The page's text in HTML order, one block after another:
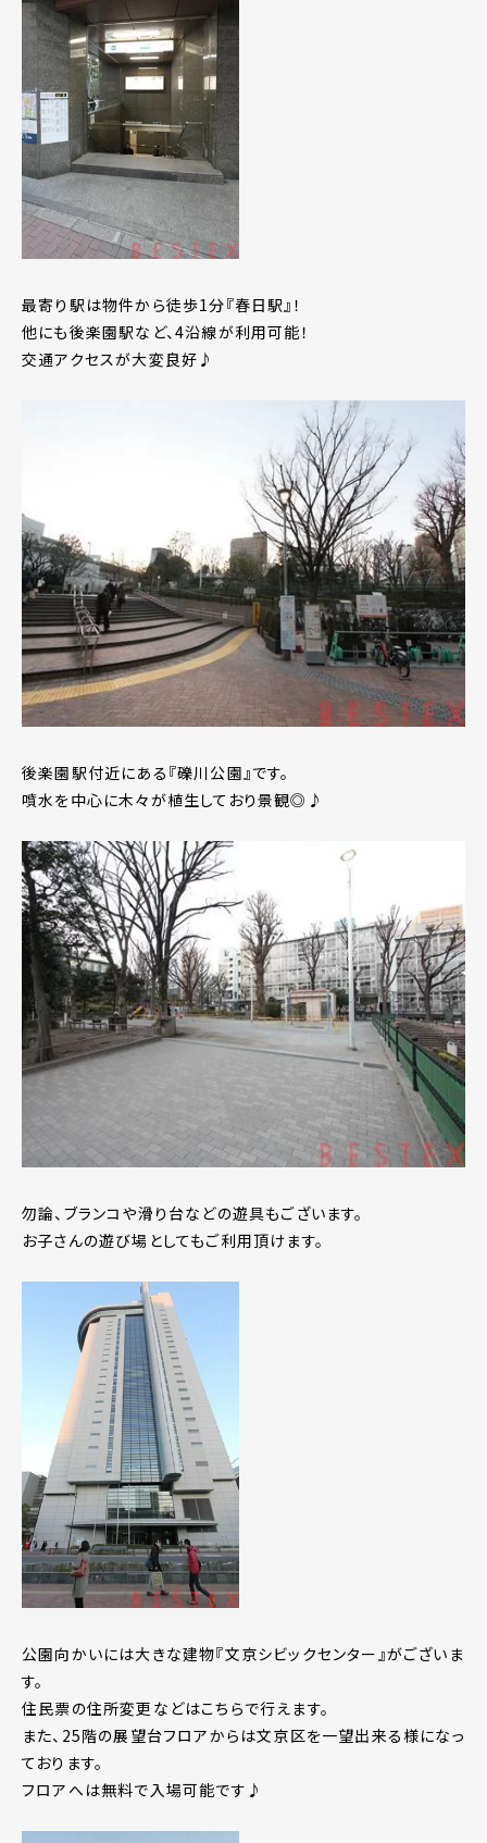
最寄り駅は物件から徒歩1分『春日駅』！
他にも後楽園駅など、4沿線が利用可能！
交通アクセスが大変良好♪
後楽園駅付近にある『礫川公園』です。
噴水を中心に木々が植生しており景観◎♪
勿論、ブランコや滑り台などの遊具もございます。
お子さんの遊び場としてもご利用頂けます。
公園向かいには大きな建物『文京シビックセンター』がございま
す。
住民票の住所変更などはこちらで行えます。
また、25階の展望台フロアからは文京区を一望出来る様になっ
ております。
フロアへは無料で入場可能です♪